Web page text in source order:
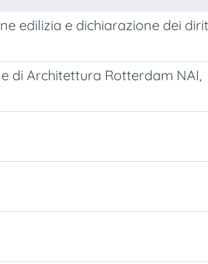
edilizia e dichiarazione dei
di Architettura Rotterdam NAI,